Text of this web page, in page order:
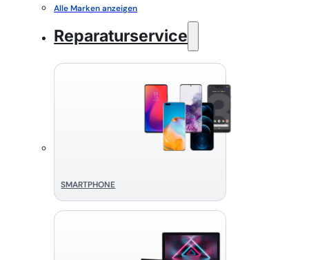
Alle Marken anzeigen
Reparaturservice
SMART­PHONE